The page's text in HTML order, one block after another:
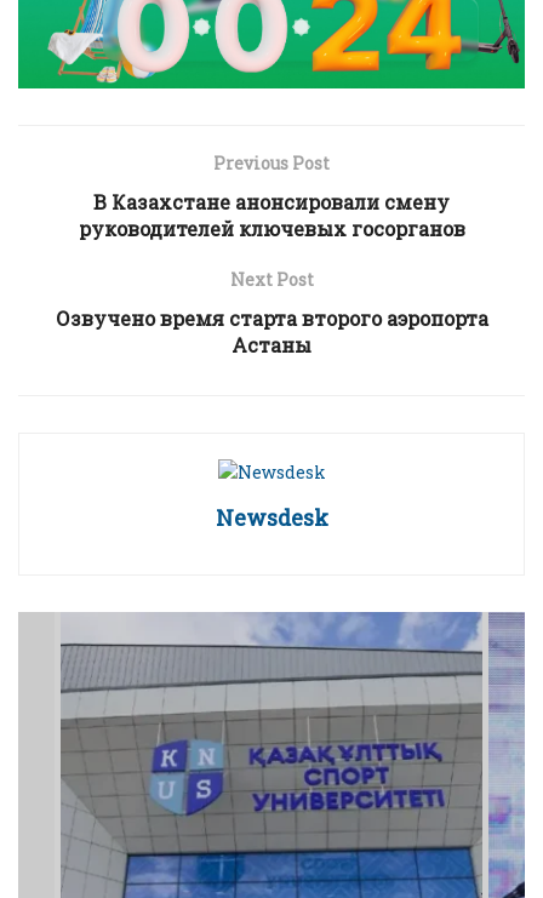
Previous Post
В Казахстане анонсировали смену
руководителей ключевых госорганов
Next Post
Озвучено время старта второго аэропорта
Астаны
Newsdesk